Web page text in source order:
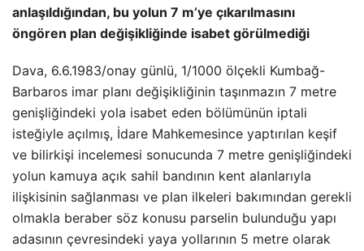
anlaşıldığından, bu yolun 7 m’ye çıkarılmasını
öngören plan değişikliğinde isabet görülmediği
Dava, 6.6.1983/onay günlü, 1/1000 ölçekli Kumbağ-
Barbaros imar planı değişikliğinin taşınmazın 7 metre
genişliğindeki yola isabet eden bölümünün iptali
isteğiyle açılmış, İdare Mahkemesince yaptırılan keşif
ve bilirkişi incelemesi sonucunda 7 metre genişliğindeki
yolun kamuya açık sahil bandının kent alanlarıyla
ilişkisinin sağlanması ve plan ilkeleri bakımından gerekli
olmakla beraber söz konusu parselin bulunduğu yapı
adasının çevresindeki yaya yollarının 5 metre olarak